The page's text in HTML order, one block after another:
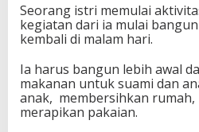
a
n
g
a
L
e
b
Seorang istri memulai
kegiatan dari ia mulai
kembali di malam hari.
Ia harus bangun lebih awal
makanan untuk suami dan
anak, membersihkan rumah,
merapikan pakaian.